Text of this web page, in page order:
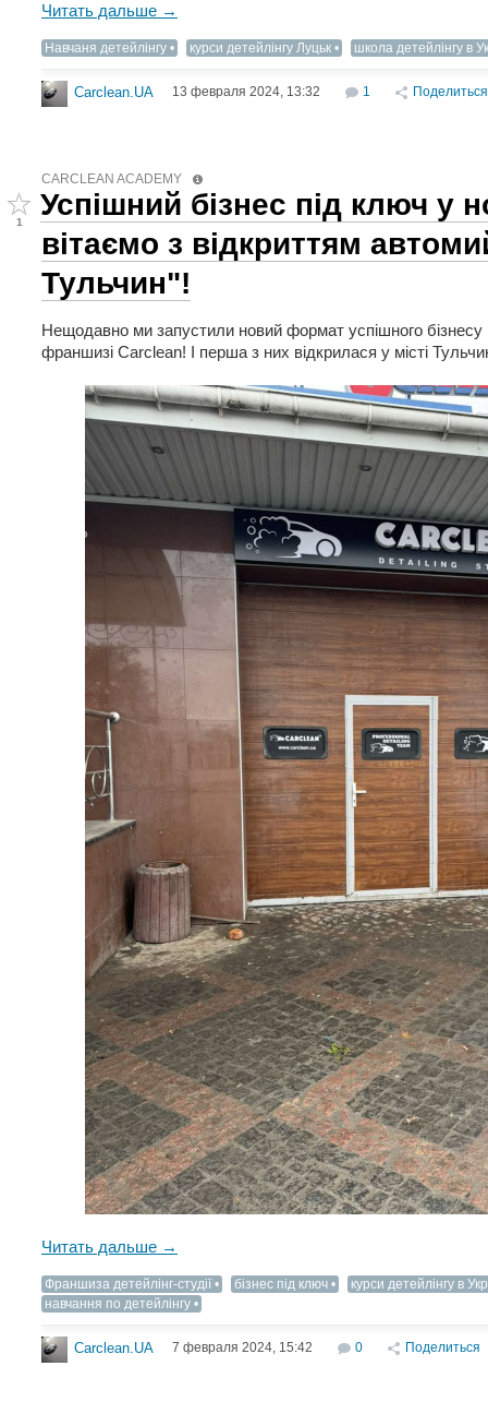
Читать дальше →
Навчаня детейлінгу курси детейлінгу Луцьк школа детейлінгу в
Carclean.UA 13 февраля 2024, 13:32 1 Поделиться
CARCLEAN ACADEMY
1
Успішний бізнес під ключ у
вітаємо з відкриттям
Тульчин"!
Нещодавно ми запустили новий формат успішного
франшизі Carclean! І перша з них відкрилася у місті
Читать дальше →
Франшиза детейлінг-студії бізнес під ключ
курси детейлінгу в
навчання по детейлінгу
Carclean.UA 7 февраля 2024, 15:42 0 Поделиться